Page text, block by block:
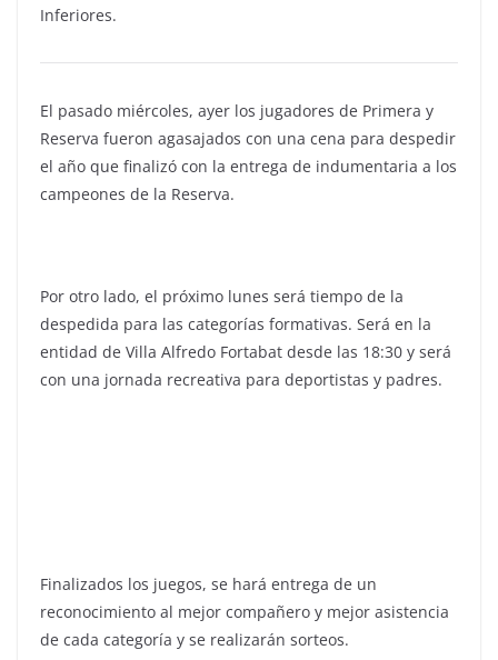
Inferiores.
El pasado miércoles, ayer los jugadores de Primera y
Reserva fueron agasajados con una cena para despedir
el año que finalizó con la entrega de indumentaria a los
campeones de la Reserva.
Por otro lado, el próximo lunes será tiempo de la
despedida para las categorías formativas. Será en la
entidad de Villa Alfredo Fortabat desde las 18:30 y será
con una jornada recreativa para deportistas y padres.
Finalizados los juegos, se hará entrega de un
reconocimiento al mejor compañero y mejor asistencia
de cada categoría y se realizarán sorteos.